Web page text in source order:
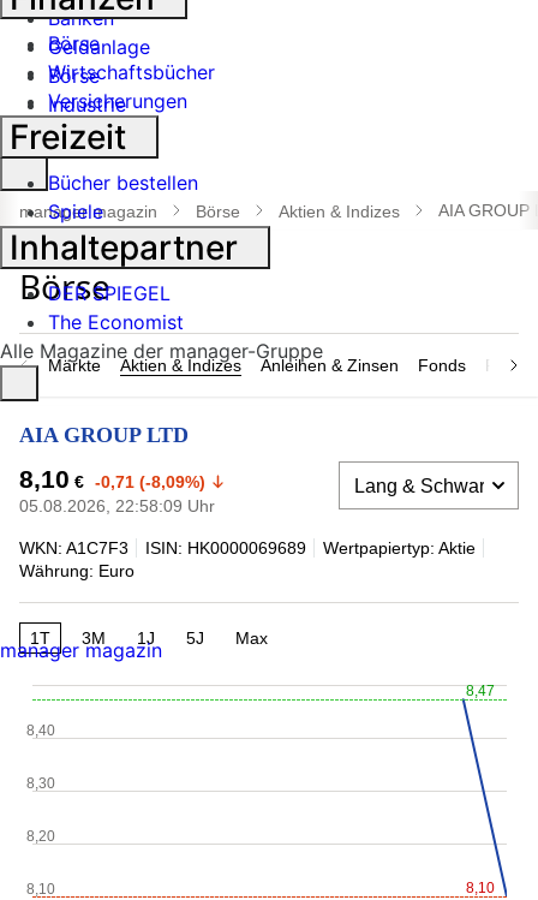
Banken
Geldanlage
Börse
Industrie
Suche
öffnen
manager magazin Börse Aktien & Indizes AIA GROUP
Märkte Aktien & Indizes Anleihen & Zinsen Fonds
AIA GROUP LTD
8,10 € -0,71 (-8,09%)
05.08.2026, 22:58:09 Uhr
WKN: A1C7F3 ISIN: HK0000069689
Wertpapiertyp: Aktie
Währung: Euro
1T 3M 1J 5J Max
8,47
8,10
8,20
8,40
8,10
8,30
Börse
Wirtschaftsbücher
Versicherungen
Freizeit
Bücher bestellen
Spiele
Inhaltepartner
DER SPIEGEL
The Economist
Alle Magazine der manager-Gruppe
manager magazin